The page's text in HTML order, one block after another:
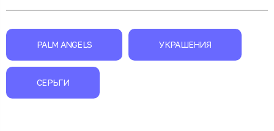
PALM ANGELS УКРАШЕНИЯ
СЕРЬГИ